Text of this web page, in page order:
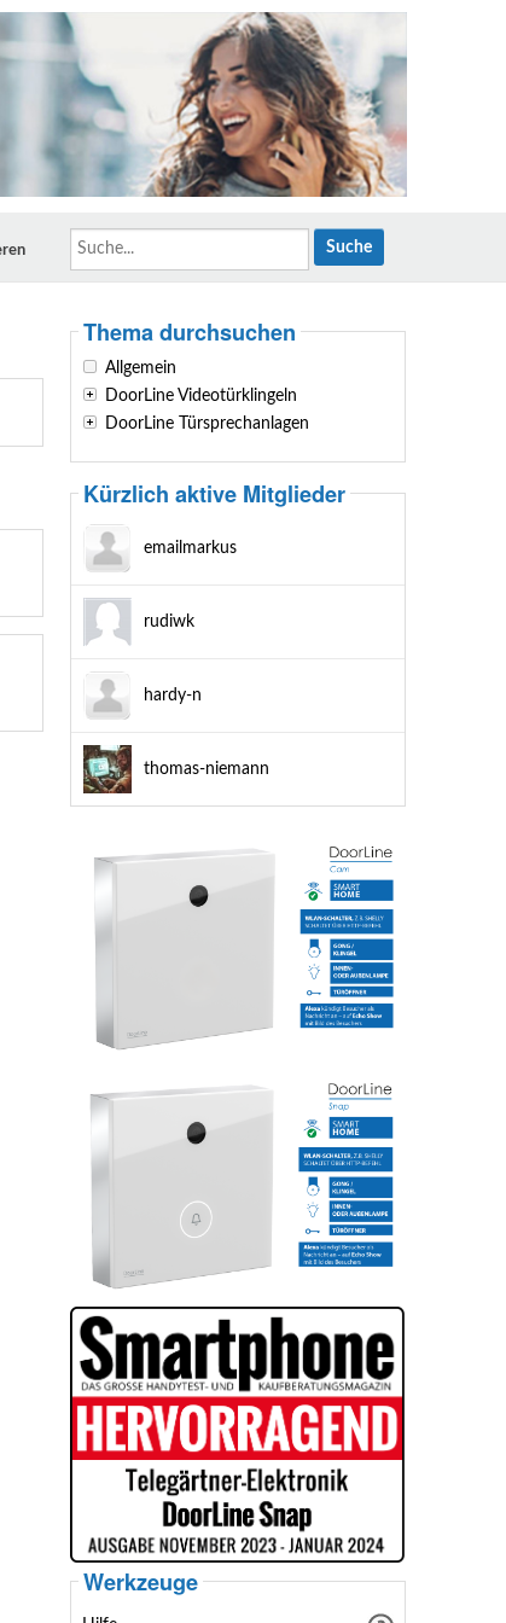
Thema durchsuchen
Allgemein
DoorLine Videotürklingeln
DoorLine Türsprechanlagen
Kürzlich aktive Mitglieder
emailmarkus
rudiwk
hardy-n
thomas-niemann
Werkzeuge